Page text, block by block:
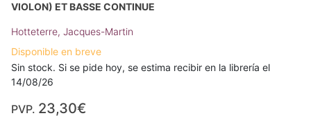
VIOLON) ET BASSE CONTINUE
Hotteterre, Jacques-Martin
Disponible en breve
Sin stock. Si se pide hoy, se estima recibir en la librería el
14/08/26
PVP. 23,30€